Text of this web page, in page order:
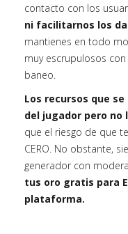
contacto con los
ni facilitarnos los
mantienes en todo
muy escrupulosos
baneo.
Los recursos que
del jugador pero
que el riesgo de que
CERO. No obstante,
generador con
tus oro gratis para
plataforma.